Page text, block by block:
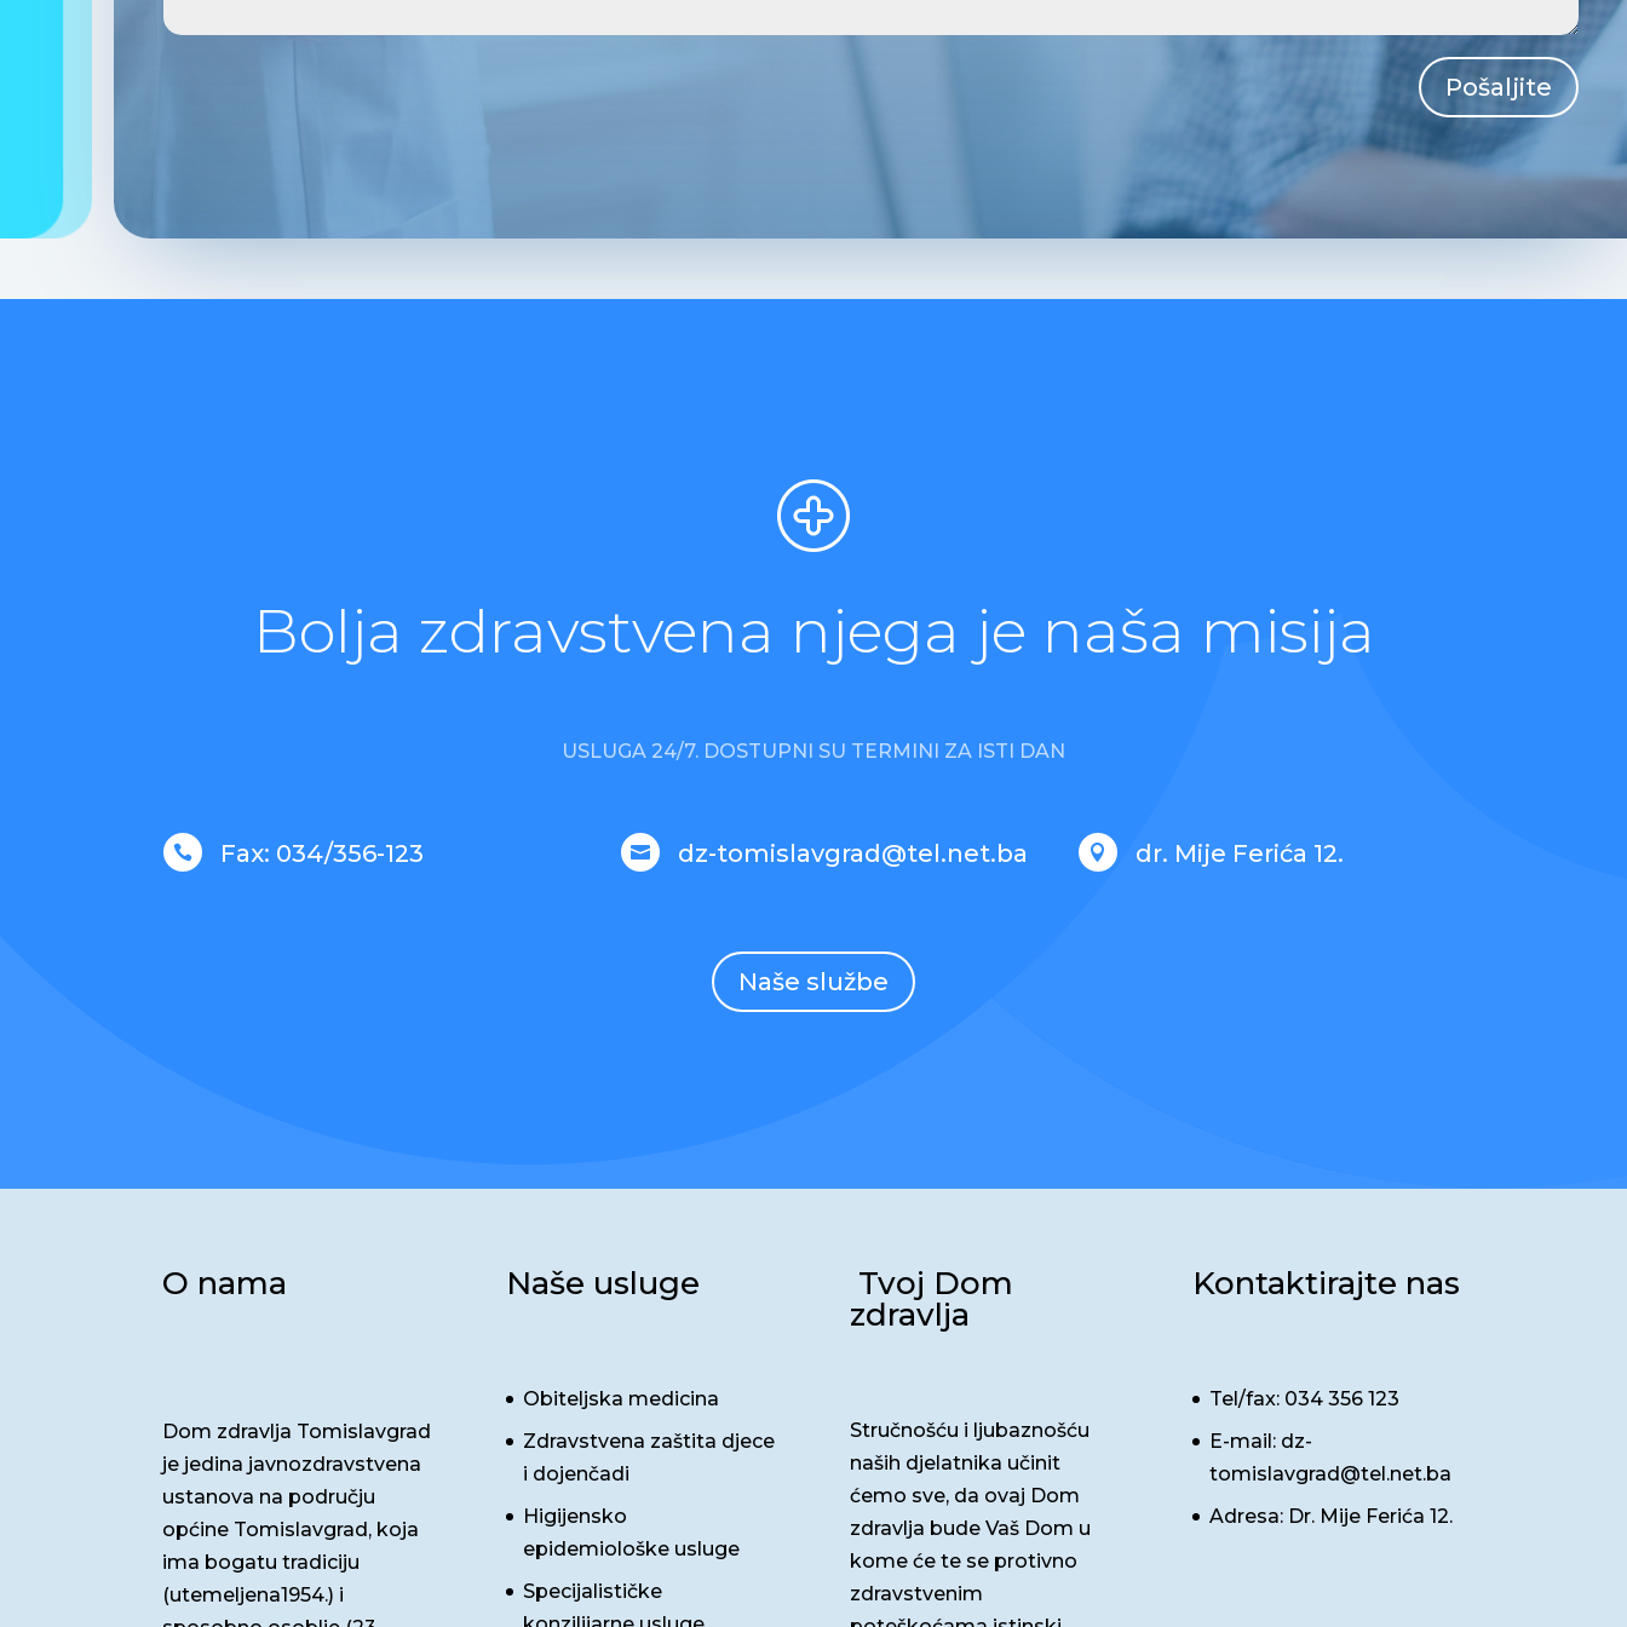
Pošaljite
Bolja zdravstvena njega je naša misija
USLUGA 24/7. DOSTUPNI SU TERMINI ZA ISTI DAN
 Fax: 034/356-123  dz-tomislavgrad@tel.net.ba  dr. Mije Ferića 12.
Naše službe
O nama
Dom zdravlja Tomislavgrad
je jedina javnozdravstvena
ustanova na području
općine Tomislavgrad, koja
ima bogatu tradiciju
(utemeljena1954.) i
Naše usluge
Obiteljska medicina
Zdravstvena zaštita djece
i dojenčadi
Higijensko
epidemiološke usluge
Specijalističke
Tvoj Dom
zdravlja
Stručnošću i ljubaznošću
naših djelatnika učinit
ćemo sve, da ovaj Dom
zdravlja bude Vaš Dom u
kome će te se protivno
zdravstvenim
Kontaktirajte nas
Tel/fax: 034 356 123
E-mail: dz-
tomislavgrad@tel.net.ba
Adresa: Dr. Mije Ferića 12.